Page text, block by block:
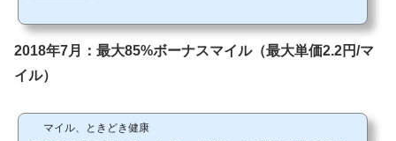
ル購入で20%オフ（単価3.18円/マイル）・15,000～29,000マイル購入で30％オフ（単
価2.79円/マイル）・30,000～150,000マイル購入で40％オフ（単価2.39円/マイル） 販
2018年7月：最大85%ボーナスマイル（最大単価2.2円/マ
イル）
マイル、ときどき健康